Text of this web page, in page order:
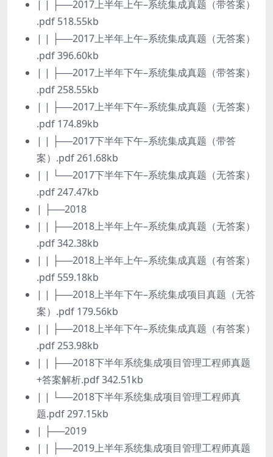
| | ├──2017上半年上午–系统集成真题（带答案）
.pdf 518.55kb
| | ├──2017上半年上午–系统集成真题（无答案）
.pdf 396.60kb
| | ├──2017上半年下午–系统集成真题（带答案）
.pdf 258.55kb
| | ├──2017上半年下午–系统集成真题（无答案）
.pdf 174.89kb
| | ├──2017下半年下午–系统集成真题（带答
案）.pdf 261.68kb
| | └──2017下半年下午–系统集成真题（无答案）
.pdf 247.47kb
| ├──2018
| | ├──2018上半年上午–系统集成真题（无答案）
.pdf 342.38kb
| | ├──2018上半年上午–系统集成真题（有答案）
.pdf 559.18kb
| | ├──2018上半年下午–系统集成项目真题（无答
案）.pdf 179.56kb
| | ├──2018上半年下午–系统集成真题（有答案）
.pdf 253.98kb
| | ├──2018下半年系统集成项目管理工程师真题
+答案解析.pdf 342.51kb
| | └──2018下半年系统集成项目管理工程师真
题.pdf 297.15kb
| ├──2019
| | ├──2019上半年系统集成项目管理工程师真题